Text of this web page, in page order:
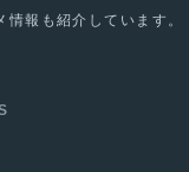
報も紹介しています。